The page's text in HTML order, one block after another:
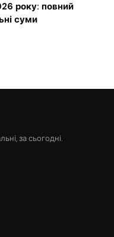
року: повний
суми
за сьогодні.